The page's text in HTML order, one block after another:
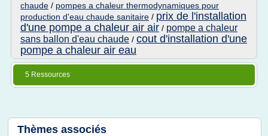
chaude / pompes a chaleur thermodynamiques pour
production d'eau chaude sanitaire / prix de l'installation
d'une pompe a chaleur air air / pompe a chaleur
sans ballon d'eau chaude / cout d'installation d'une
pompe a chaleur air eau
5 Ressources
Thèmes associés